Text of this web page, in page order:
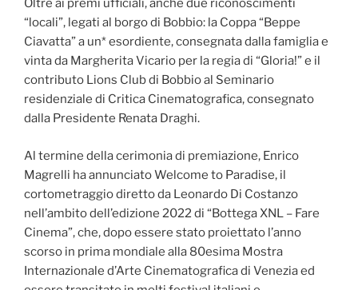
Oltre ai premi ufficiali, anche due riconoscimenti
“locali”, legati al borgo di Bobbio: la Coppa “Beppe
Ciavatta” a un* esordiente, consegnata dalla famiglia e
vinta da Margherita Vicario per la regia di “Gloria!” e il
contributo Lions Club di Bobbio al Seminario
residenziale di Critica Cinematografica, consegnato
dalla Presidente Renata Draghi.
Al termine della cerimonia di premiazione, Enrico
Magrelli ha annunciato Welcome to Paradise, il
cortometraggio diretto da Leonardo Di Costanzo
nell’ambito dell’edizione 2022 di “Bottega XNL – Fare
Cinema”, che, dopo essere stato proiettato l’anno
scorso in prima mondiale alla 80esima Mostra
Internazionale d’Arte Cinematografica di Venezia ed